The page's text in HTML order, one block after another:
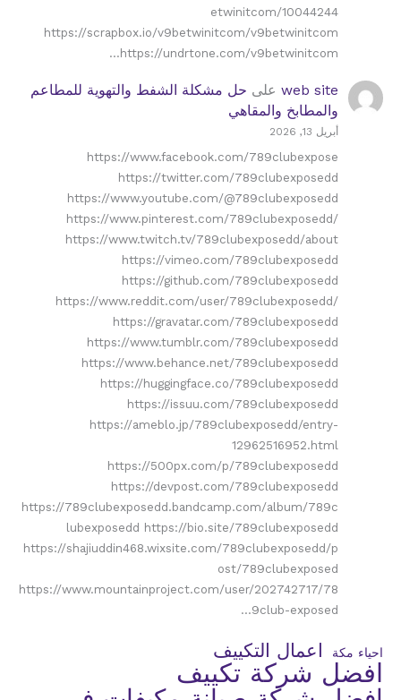
etwinitcom/10044244
https://scrapbox.io/v9betwinitcom/v9betwinitcom
https://undrtone.com/v9betwinitcom…
web site على حل مشكلة الشفط والتهوية للمطاعم
والمطابخ والمقاهي
أبريل 13, 2026
https://www.facebook.com/789clubexpose
https://twitter.com/789clubexposedd
https://www.youtube.com/@789clubexposedd
https://www.pinterest.com/789clubexposedd/
https://www.twitch.tv/789clubexposedd/about
https://vimeo.com/789clubexposedd
https://github.com/789clubexposedd
https://www.reddit.com/user/789clubexposedd/
https://gravatar.com/789clubexposedd
https://www.tumblr.com/789clubexposedd
https://www.behance.net/789clubexposedd
https://huggingface.co/789clubexposedd
https://issuu.com/789clubexposedd
https://ameblo.jp/789clubexposedd/entry-
12962516952.html
https://500px.com/p/789clubexposedd
https://devpost.com/789clubexposedd
https://789clubexposedd.bandcamp.com/album/789c
lubexposedd https://bio.site/789clubexposedd
https://shajiuddin468.wixsite.com/789clubexposedd/p
ost/789clubexposed
https://www.mountainproject.com/user/202742717/78
9club-exposed…
احياء مكة اعمال التكييف
افضل شركة تكييف